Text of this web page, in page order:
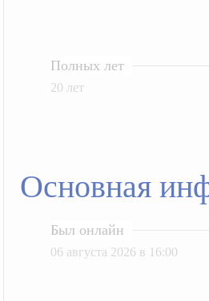
Полных лет
20 лет
Основная
Был онлайн
06 августа 2026 в 16:00